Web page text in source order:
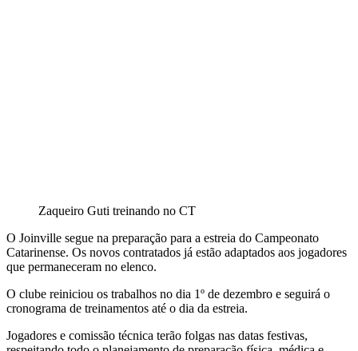
Zaqueiro Guti treinando no CT
O Joinville segue na preparação para a estreia do Campeonato
Catarinense. Os novos contratados já estão adaptados aos jogadores
que permaneceram no elenco.
O clube reiniciou os trabalhos no dia 1º de dezembro e seguirá o
cronograma de treinamentos até o dia da estreia.
Jogadores e comissão técnica terão folgas nas datas festivas,